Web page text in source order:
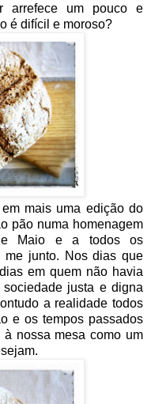
arrefece um pouco e
é difícil e moroso?
mais uma edição do
pão numa homenagem
Maio e a todos os
me junto. Nos dias que
em quem não havia
justa e digna
a realidade todos
e os tempos passados
nossa mesa como um